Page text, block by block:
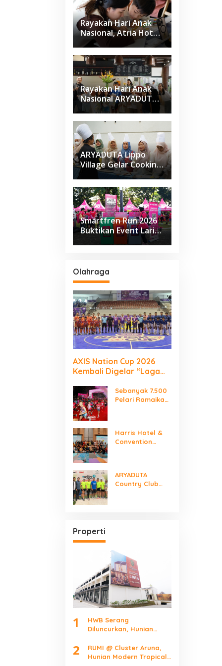
SOS Children’s
Villages di Indonesia
Rayakan Hari Anak
Nasional, Atria Hotel
Gading Serpong
Gelar Family Coloring
Competition
Rayakan Hari Anak
Nasional ARYADUTA
Lippo Village Ajak
Keluarga
ARYADUTA Lippo
Village Gelar Cooking
Class Sapta Rasa
Smartfren Run 2026
Buktikan Event Lari
Besar Berjalan Tanpa
Olahraga
AXIS Nation Cup 2026
Kembali Digelar “Laga
Sebanyak 7.500
Pelari Ramaikan
Harris Hotel &
Convention
International
Yoga Day
ARYADUTA
Country Club
Properti
1
HWB Serang
Diluncurkan, Hunian
Pekerja Kawasan
Industri
2
RUMI @ Cluster Aruna,
Hunian Modern Tropical